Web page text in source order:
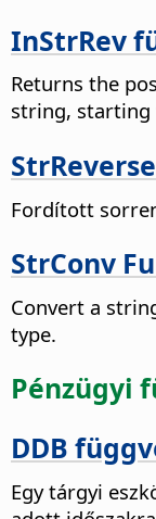
InStrRev
Returns the
string,
Fordított
StrConv
Convert a
type.
Pénzügyi
DDB
Egy tárgyi